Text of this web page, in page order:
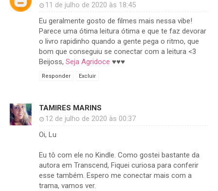
11 de julho de 2020 às 18:45
Eu geralmente gosto de filmes mais nessa vibe!
Parece uma ótima leitura ótima e que te faz devorar
o livro rapidinho quando a gente pega o ritmo, que
bom que conseguiu se conectar com a leitura <3
Beijoss, Seja Agridoce ♥️♥️♥️
Responder Excluir
TAMIRES MARINS
12 de julho de 2020 às 00:37
Oi, Lu
Eu tô com ele no Kindle. Como gostei bastante da
autora em Transcend, Fiquei curiosa para conferir
esse também. Espero me conectar mais com a
trama, vamos ver.